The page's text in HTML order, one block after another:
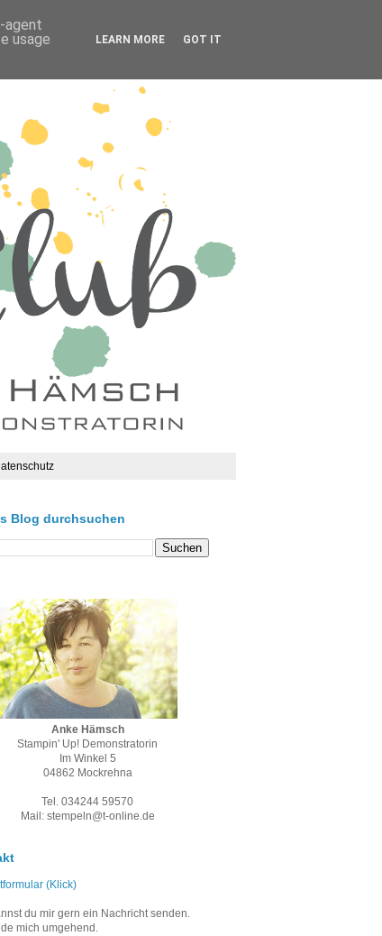
Blog durchsuchen
Anke Hämsch
Stampin' Up! Demonstratorin
Im Winkel 5
04862 Mockrehna
Tel. 034244 59570
Mail: stempeln@t-online.de
(Klick)
du mir gern ein Nachricht senden.
mich umgehend.
agent
usage
LEARN MORE GOT IT